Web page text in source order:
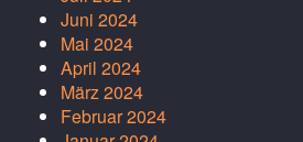
Juni 2024
Mai 2024
April 2024
März 2024
Februar 2024